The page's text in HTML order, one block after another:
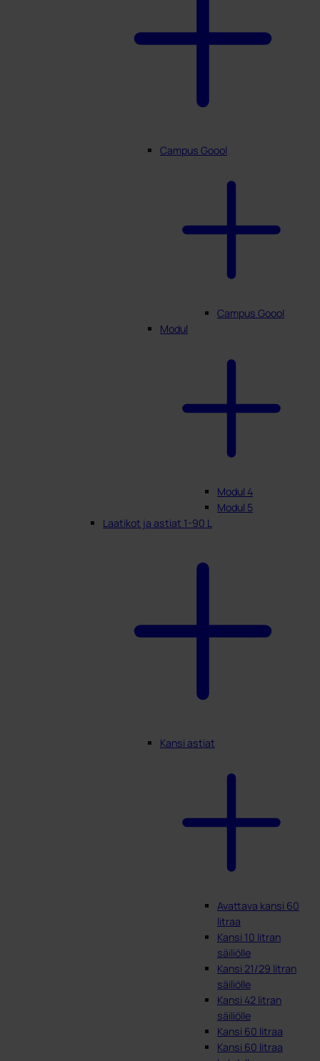
Campus Goool
Campus Goool
Modul
Modul 4
Modul 5
Laatikot ja astiat 1-90 L
Kansi astiat
Avattava kansi 60
litraa
Kansi 10 litran
säiliölle
Kansi 21/29 litran
säiliölle
Kansi 42 litran
säiliölle
Kansi 60 litraa
Kansi 60 litraa